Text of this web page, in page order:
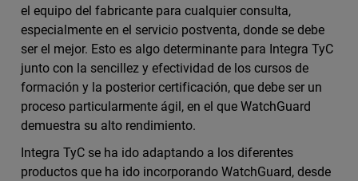
el equipo del fabricante para cualquier consulta,
especialmente en el servicio postventa, donde se debe
ser el mejor. Esto es algo determinante para Integra TyC
junto con la sencillez y efectividad de los cursos de
formación y la posterior certificación, que debe ser un
proceso particularmente ágil, en el que WatchGuard
demuestra su alto rendimiento.
Integra TyC se ha ido adaptando a los diferentes
productos que ha ido incorporando WatchGuard, desde